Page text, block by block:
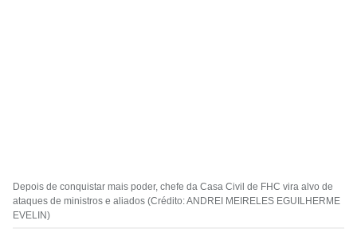
Depois de conquistar mais poder, chefe da Casa Civil de FHC vira alvo de
ataques de ministros e aliados (Crédito: ANDREI MEIRELES EGUILHERME
EVELIN)